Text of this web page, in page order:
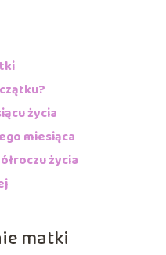
życia
miesiąca
życia
matki